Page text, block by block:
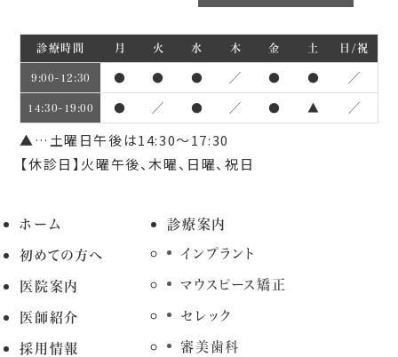
診療時間 月 火 水 木 金 土 日/祝
9:00~12:30 ● ● ● ／ ● ● ／
14:30~19:00 ● ／ ● ／ ● ▲ ／
▲…土曜日午後は14:30～17:30
【休診日】火曜午後、木曜、日曜、祝日
ホーム
初めての方へ
医院案内
医師紹介
採用情報
診療案内
インプラント
マウスピース矯正
セレック
審美歯科